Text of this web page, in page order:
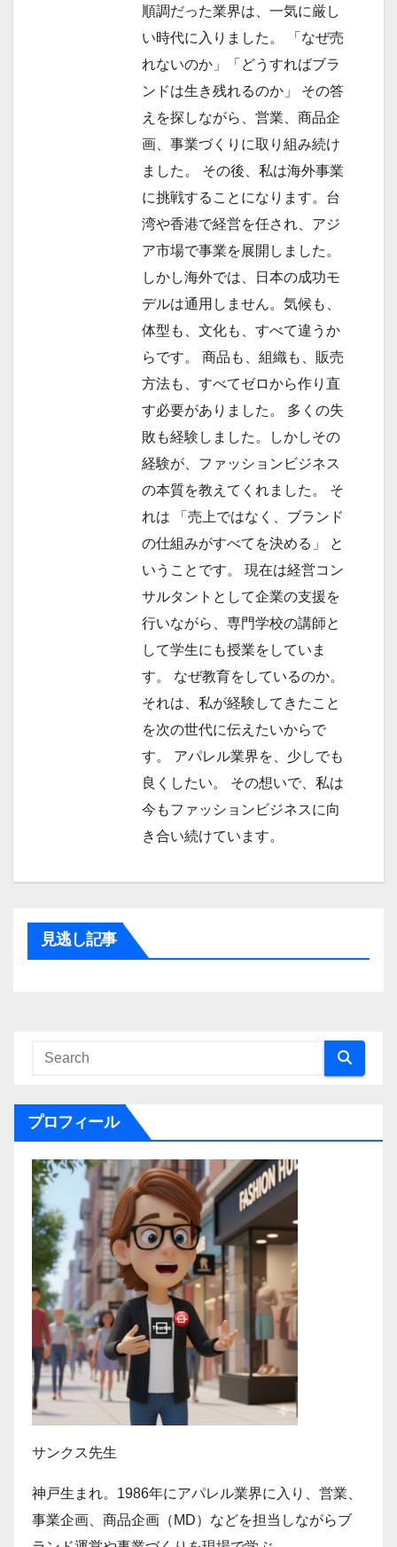
順調だった業界は、一気に厳し
い時代に入りました。 「なぜ売
れないのか」「どうすればブラ
ンドは生き残れるのか」 その答
えを探しながら、営業、商品企
画、事業づくりに取り組み続け
ました。 その後、私は海外事業
に挑戦することになります。台
湾や香港で経営を任され、アジ
ア市場で事業を展開しました。
しかし海外では、日本の成功モ
デルは通用しません。気候も、
体型も、文化も、すべて違うか
らです。 商品も、組織も、販売
方法も、すべてゼロから作り直
す必要がありました。 多くの失
敗も経験しました。しかしその
経験が、ファッションビジネス
の本質を教えてくれました。 そ
れは 「売上ではなく、ブランド
の仕組みがすべてを決める」 と
いうことです。 現在は経営コン
サルタントとして企業の支援を
行いながら、専門学校の講師と
して学生にも授業をしていま
す。 なぜ教育をしているのか。
それは、私が経験してきたこと
を次の世代に伝えたいからで
す。 アパレル業界を、少しでも
良くしたい。 その想いで、私は
今もファッションビジネスに向
き合い続けています。
見逃し記事
プロフィール
サンクス先生
神戸生まれ。1986年にアパレル業界に入り、営業、
事業企画、商品企画（MD）などを担当しながらブ